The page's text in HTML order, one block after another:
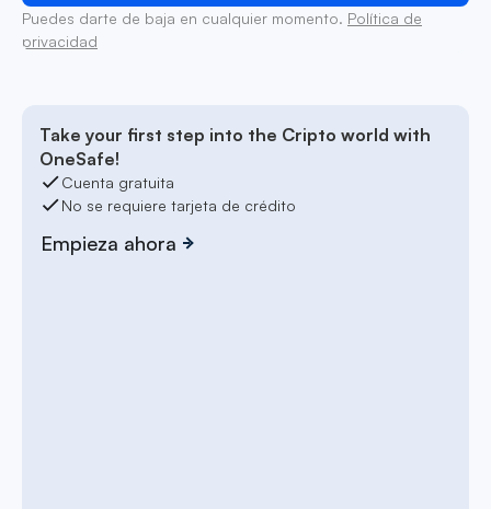
Puedes darte de baja en cualquier momento. Política de
privacidad
Take your first step into the Cripto world with
OneSafe!
Cuenta gratuita
No se requiere tarjeta de crédito
Empieza ahora